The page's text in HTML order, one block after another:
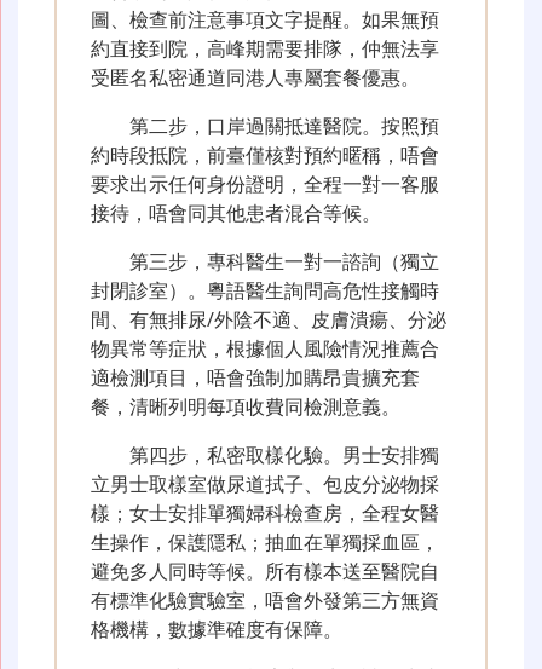
圖、檢查前注意事項文字提醒。如果無預
約直接到院，高峰期需要排隊，仲無法享
受匿名私密通道同港人專屬套餐優惠。
第二步，口岸過關抵達醫院。按照預
約時段抵院，前臺僅核對預約暱稱，唔會
要求出示任何身份證明，全程一對一客服
接待，唔會同其他患者混合等候。
第三步，專科醫生一對一諮詢（獨立
封閉診室）。粵語醫生詢問高危性接觸時
間、有無排尿/外陰不適、皮膚潰瘍、分泌
物異常等症狀，根據個人風險情況推薦合
適檢測項目，唔會強制加購昂貴擴充套
餐，清晰列明每項收費同檢測意義。
第四步，私密取樣化驗。男士安排獨
立男士取樣室做尿道拭子、包皮分泌物採
樣；女士安排單獨婦科檢查房，全程女醫
生操作，保護隱私；抽血在單獨採血區，
避免多人同時等候。所有樣本送至醫院自
有標準化驗實驗室，唔會外發第三方無資
格機構，數據準確度有保障。